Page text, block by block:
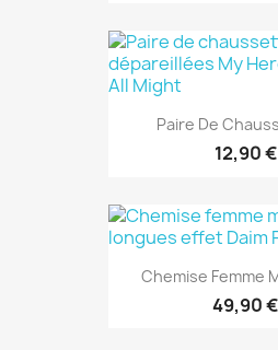
Paire De
12,90 €
Chemise Femme
49,90 €